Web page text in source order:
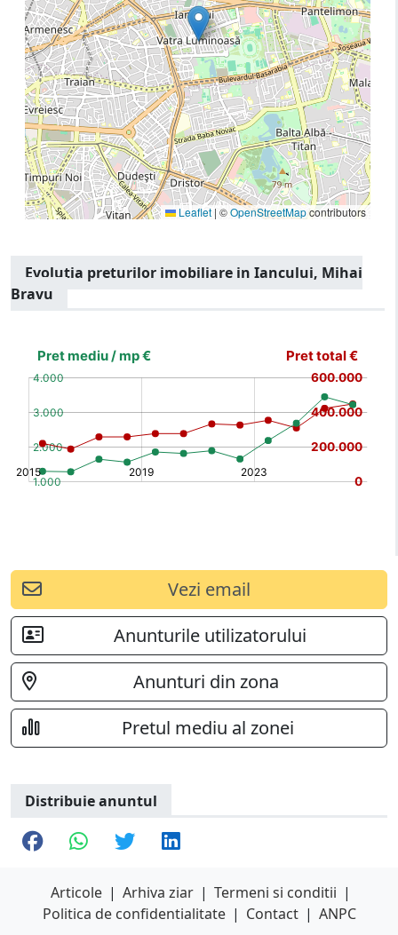
Leaflet | ©OpenStreetMapcontributors
Evolutia preturilor imobiliare in Iancului, Mihai
Bravu
Vezi email
Anunturile utilizatorului
Anunturi din zona
Pretul mediu al zonei
Distribuie anuntul
Articole | Arhiva ziar | Termeni si conditii |
Politica de confidentialitate | Contact | ANPC